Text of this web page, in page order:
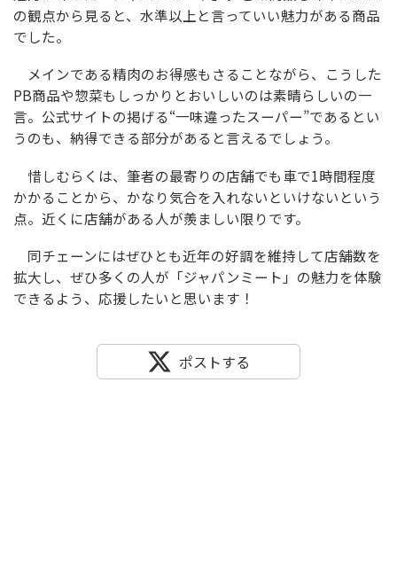
の観点から見ると、水準以上と言っていい魅力がある商品
でした。
メインである精肉のお得感もさることながら、こうした
PB商品や惣菜もしっかりとおいしいのは素晴らしいの一
言。公式サイトの掲げる“一味違ったスーパー”であるとい
うのも、納得できる部分があると言えるでしょう。
惜しむらくは、筆者の最寄りの店舗でも車で1時間程度
かかることから、かなり気合を入れないといけないという
点。近くに店舗がある人が羨ましい限りです。
同チェーンにはぜひとも近年の好調を維持して店舗数を
拡大し、ぜひ多くの人が「ジャパンミート」の魅力を体験
できるよう、応援したいと思います！
ポストする